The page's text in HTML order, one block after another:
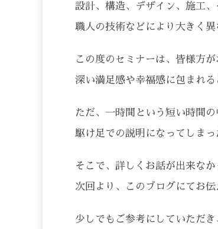
設計、構造、デザイン、施工
職人の技術などにより大きく異
この度のセミナーは、皆様方が
深い満足感や幸福感に包まれる
ただ、一時間という短い時間
駆け足での説明になってしまっ
そこで、詳しくお話が出来なか
次回より、このブログにてお
少しでもご参考にしていただき